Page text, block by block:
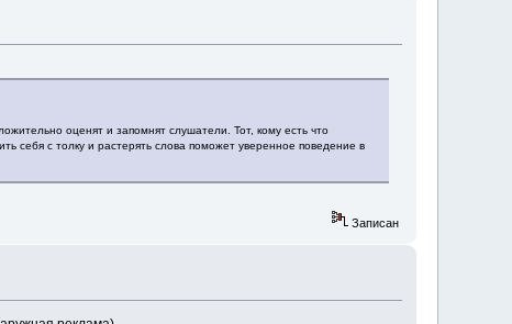
оценят и запомнят слушатели. Тот, кому есть что
себя с толку и растерять слова поможет уверенное поведение в
Записан